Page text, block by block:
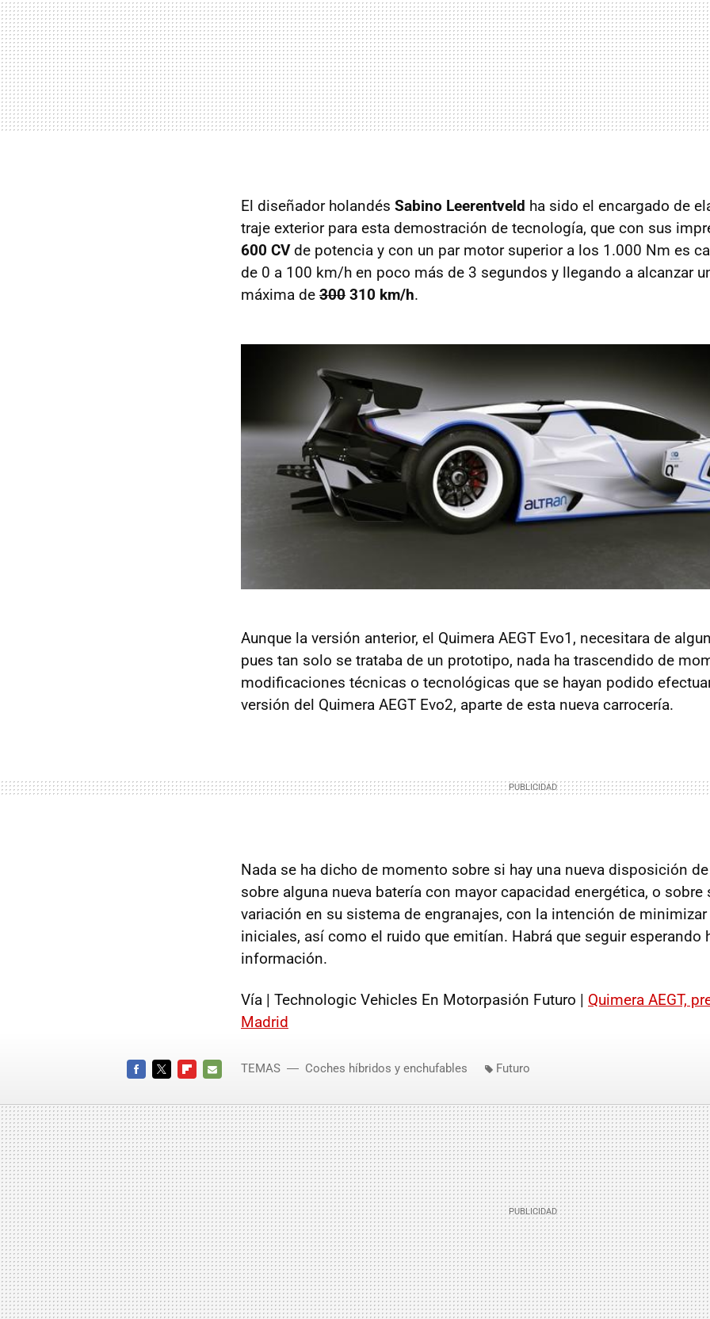
El diseñador holandés Sabino Leerentveld ha sido el encargado de
traje exterior para esta demostración de tecnología, que con sus
600 CVde potencia y con un par motor superior a los 1.000 Nm es
de 0 a 100 km/h en poco más de 3 segundos y llegando a alcanzar
máxima de 300 310 km/h.
Aunque la versión anterior, el Quimera AEGT Evo1, necesitara de
pues tan solo se trataba de un prototipo, nada ha trascendido de
modificaciones técnicas o tecnológicas que se hayan podido
versión del Quimera AEGT Evo2, aparte de esta nueva carrocería.
Nada se ha dicho de momento sobre si hay una nueva disposición
sobre alguna nueva batería con mayor capacidad energética, o sobre
variación en su sistema de engranajes, con la intención de
iniciales, así como el ruido que emitían. Habrá que seguir esperando
información.
Vía | Technologic Vehicles En Motorpasión Futuro | Quimera AEGT,
Madrid
MAIL
TEMAS Coches híbridos y enchufables Futuro